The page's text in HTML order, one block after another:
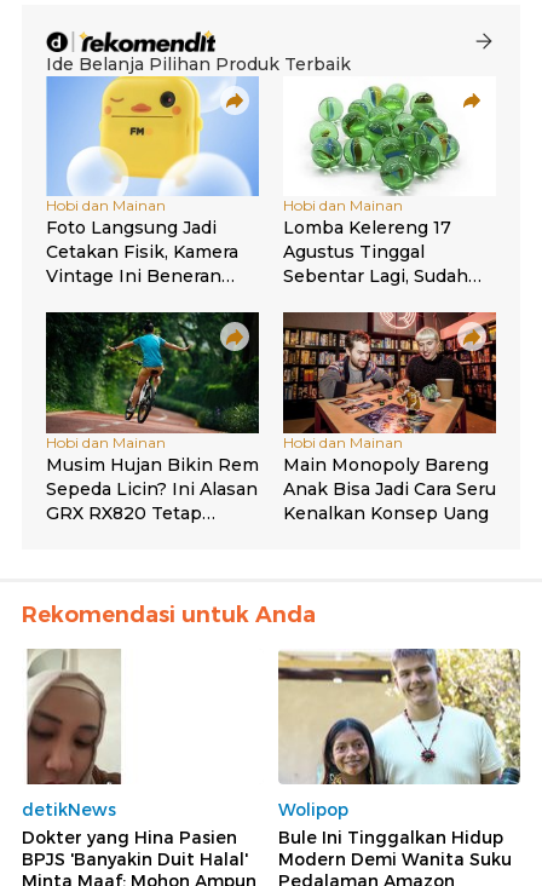
Rekomendasi untuk Anda
detikNews
Dokter yang Hina Pasien
BPJS 'Banyakin Duit Halal'
Minta Maaf: Mohon Ampun
Wolipop
Bule Ini Tinggalkan Hidup
Modern Demi Wanita Suku
Pedalaman Amazon